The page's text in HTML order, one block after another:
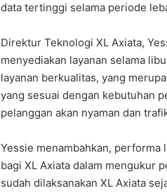
data tertinggi selama periode
Direktur Teknologi XL Axiata,
menyediakan layanan selama
layanan berkualitas, yang
yang sesuai dengan kebutuhan
pelanggan akan nyaman dan
Yessie menambahkan, performa
bagi XL Axiata dalam mengukur
sudah dilaksanakan XL Axiata